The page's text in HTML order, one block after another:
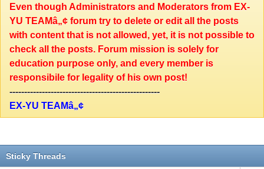
Even though Administrators and Moderators from EX-
YU TEAMâ„¢ forum try to delete or edit all the posts
with content that is not allowed, yet, it is not possible to
check all the posts. Forum mission is solely for
education purpose only, and every member is
responsibile for legality of his own post!
---------------------------------------------------
EX-YU TEAMâ„¢
Sticky Threads